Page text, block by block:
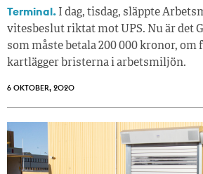
Terminal. I dag, tisdag, släppte
vitesbeslut riktat mot UPS. Nu är det
som måste betala 200 000 kronor, om
kartlägger bristerna i arbetsmiljön.
6 OKTOBER, 2020